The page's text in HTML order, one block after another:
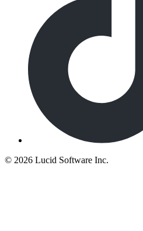
© 2026 Lucid Software Inc.